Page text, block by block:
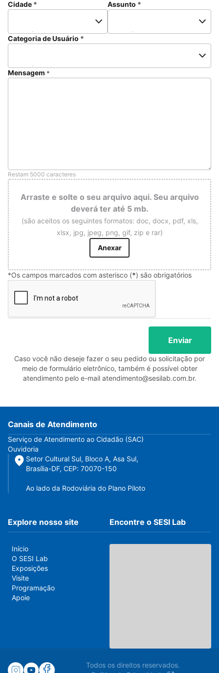
Cidade * Assunto *
Categoria de Usuário *
Mensagem *
Restam 5000 caracteres
Arraste e solte o seu arquivo aqui. Seu arquivo
deverá ter até 5 mb.
(são aceitos os seguintes formatos: doc, docx, pdf, xls,
xlsx, jpg, jpeg, png, gif, zip e rar)
*Os campos marcados com asterisco (*) são obrigatórios
Enviar
Caso você não deseje fazer o seu pedido ou solicitação por
meio de formulário eletrônico, também é possível obter
atendimento pelo e-mail atendimento@sesilab.com.br.
Canais de Atendimento
Serviço de Atendimento ao Cidadão (SAC)
Ouvidoria
Setor Cultural Sul, Bloco A, Asa Sul,
Brasília-DF, CEP: 70070-150
Ao lado da Rodoviária do Plano Piloto
Explore nosso site Encontre o SESI Lab
Início
O SESI Lab
Exposições
Visite
Programação
Apoie
Todos os direitos reservados.